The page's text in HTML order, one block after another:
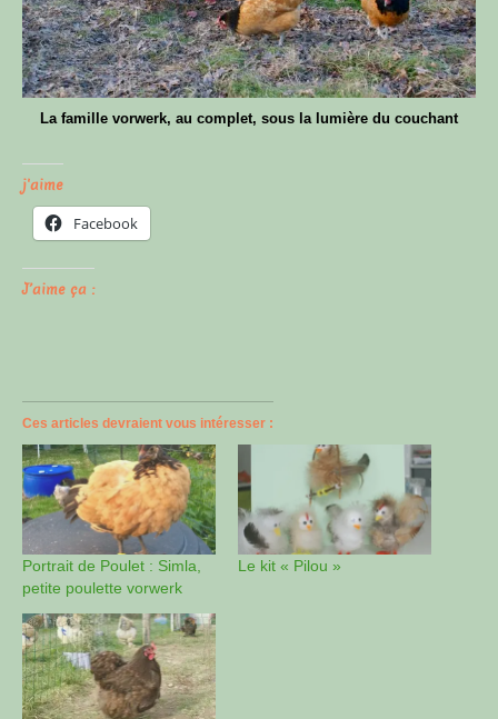
La famille vorwerk, au complet, sous la lumière du couchant
j'aime
Facebook
J’aime ça :
Ces articles devraient vous intéresser :
Portrait de Poulet : Simla,
petite poulette vorwerk
Le kit « Pilou »